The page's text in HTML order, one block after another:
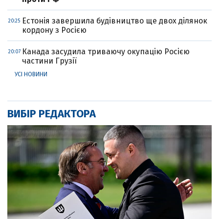
20:25 Естонія завершила будівництво ще двох ділянок
кордону з Росією
20:07 Канада засудила триваючу окупацію Росією
частини Грузії
УСІ НОВИНИ
ВИБІР РЕДАКТОРА